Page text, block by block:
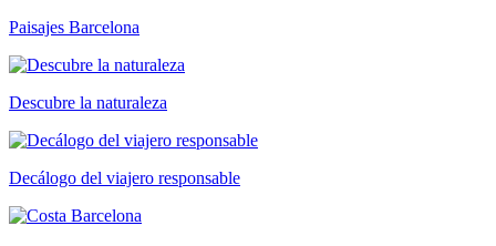
Paisajes Barcelona
Descubre la naturaleza
Decálogo del viajero responsable